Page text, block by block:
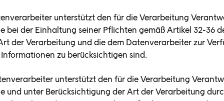
unterstützt den für die Verarbeitung
bei der Einhaltung seiner Pflichten gemäß Artikel 32-36
der Verarbeitung und die dem Datenverarbeiter zur
zu berücksichtigen sind.
unterstützt den für die Verarbeitung
und unter Berücksichtigung der Art der Verarbeitung